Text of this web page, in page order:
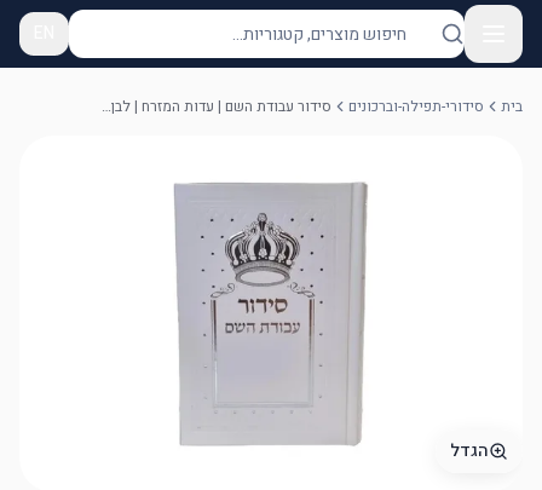
בית סידורי-תפילה-וברכונים סידור עבודת השם | עדות המזרח | לבן וכתר
הגדל